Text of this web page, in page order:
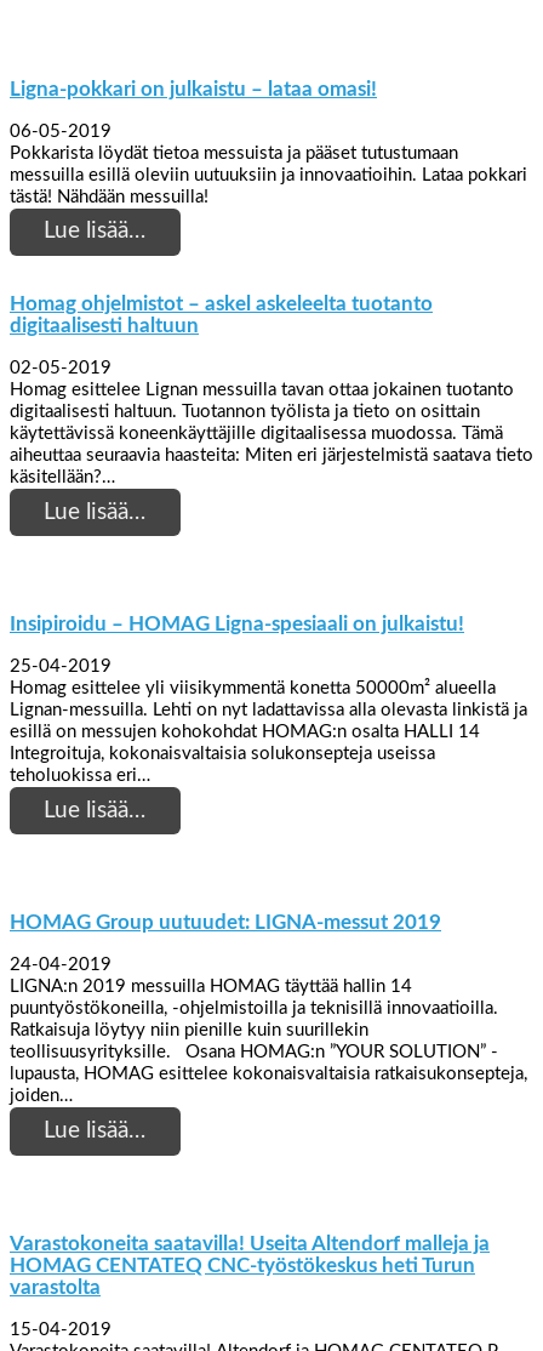
Ligna-pokkari on julkaistu – lataa omasi!
06-05-2019
Pokkarista löydät tietoa messuista ja pääset tutustumaan
messuilla esillä oleviin uutuuksiin ja innovaatioihin. Lataa pokkari
tästä! Nähdään messuilla!
Lue lisää…
Homag ohjelmistot – askel askeleelta tuotanto
digitaalisesti haltuun
02-05-2019
Homag esittelee Lignan messuilla tavan ottaa jokainen tuotanto
digitaalisesti haltuun. Tuotannon työlista ja tieto on osittain
käytettävissä koneenkäyttäjille digitaalisessa muodossa. Tämä
aiheuttaa seuraavia haasteita: Miten eri järjestelmistä saatava tieto
käsitellään?…
Lue lisää…
Insipiroidu – HOMAG Ligna-spesiaali on julkaistu!
25-04-2019
Homag esittelee yli viisikymmentä konetta 50000m² alueella
Lignan-messuilla. Lehti on nyt ladattavissa alla olevasta linkistä ja
esillä on messujen kohokohdat HOMAG:n osalta HALLI 14
Integroituja, kokonaisvaltaisia solukonsepteja useissa
teholuokissa eri…
Lue lisää…
HOMAG Group uutuudet: LIGNA-messut 2019
24-04-2019
LIGNA:n 2019 messuilla HOMAG täyttää hallin 14
puuntyöstökoneilla, -ohjelmistoilla ja teknisillä innovaatioilla.
Ratkaisuja löytyy niin pienille kuin suurillekin
teollisuusyrityksille. Osana HOMAG:n ”YOUR SOLUTION” -
lupausta, HOMAG esittelee kokonaisvaltaisia ratkaisukonsepteja,
joiden…
Lue lisää…
Varastokoneita saatavilla! Useita Altendorf malleja ja
HOMAG CENTATEQ CNC-työstökeskus heti Turun
varastolta
15-04-2019